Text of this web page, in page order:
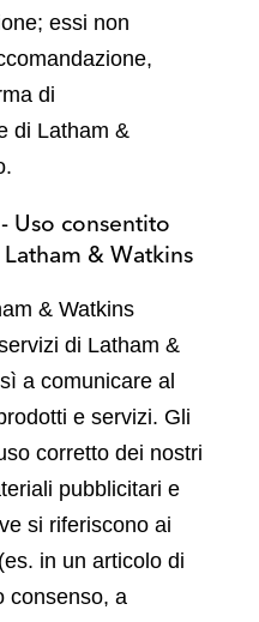
essi non
di
di Latham &
Uso consentito
& Watkins
& Watkins
di Latham &
a comunicare al
e servizi. Gli
corretto dei nostri
pubblicitari e
si riferiscono ai
in un articolo di
consenso, a